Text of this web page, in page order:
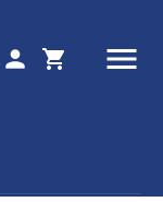
person shopping_cart menu